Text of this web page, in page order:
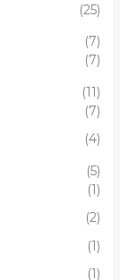
(25)
(7)
(7)
(11)
(7)
(4)
(5)
(1)
(2)
(1)
(1)